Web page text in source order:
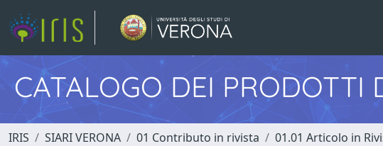
CATALOGO DEI PRODOTTI
IRIS SIARI VERONA 01 Contributo in rivista 01.01 Articolo in